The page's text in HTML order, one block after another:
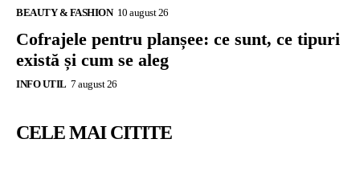
BEAUTY & FASHION 10 august 26
Cofrajele pentru planșee: ce sunt, ce tipuri
există și cum se aleg
INFO UTIL 7 august 26
CELE MAI CITITE